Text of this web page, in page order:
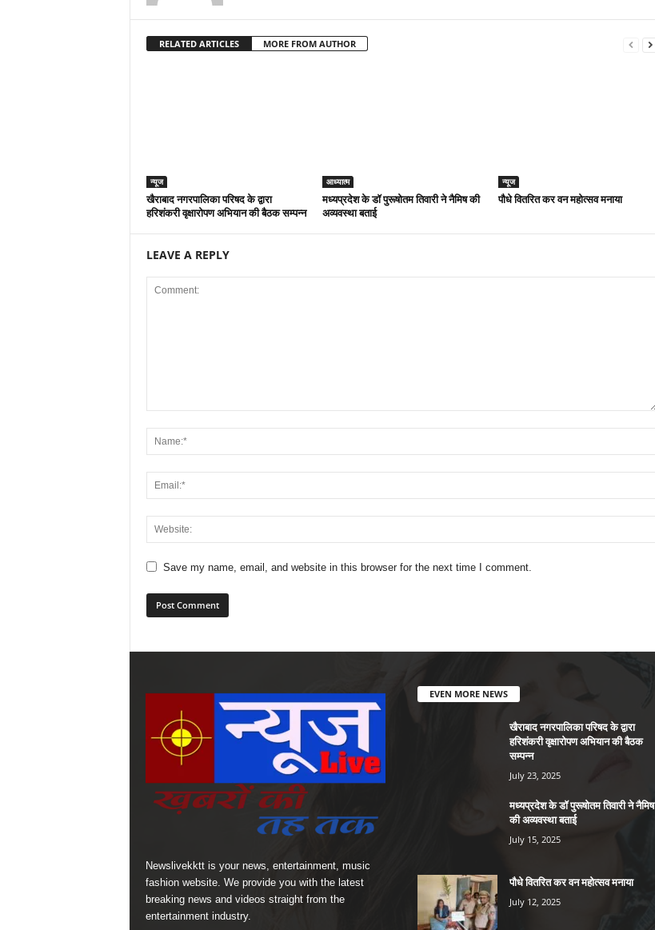
RELATED ARTICLES MORE FROM AUTHOR
न्यूज
खैराबाद नगरपालिका परिषद के द्वारा
हरिशंकरी वृक्षारोपण अभियान की बैठक सम्पन्न
आध्यात्म
मध्यप्रदेश के डॉ पुरूषोतम तिवारी ने नैमिष की
अव्यवस्था बताई
न्यूज
पौधे वितरित कर वन महोत्सव मनाया
LEAVE A REPLY
Save my name, email, and website in this browser for the next time I comment.
Newslivekktt is your news, entertainment, music
fashion website. We provide you with the latest
breaking news and videos straight from the
entertainment industry.
EVEN MORE NEWS
खैराबाद नगरपालिका परिषद के द्वारा
हरिशंकरी वृक्षारोपण अभियान की बैठक
सम्पन्न
July 23, 2025
मध्यप्रदेश के डॉ पुरूषोतम तिवारी ने नैमिष
की अव्यवस्था बताई
July 15, 2025
पौधे वितरित कर वन महोत्सव मनाया
July 12, 2025